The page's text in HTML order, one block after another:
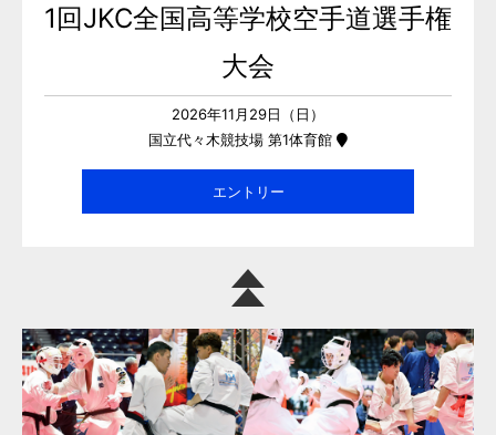
1回JKC全国高等学校空手道選手権
大会
2026年11月29日（日）
国立代々木競技場 第1体育館
エントリー